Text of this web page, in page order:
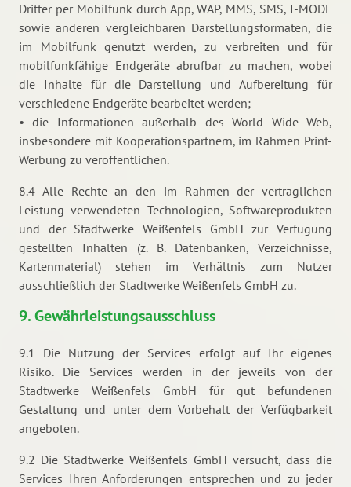
Dritter per Mobilfunk durch App, WAP, MMS, SMS, I-MODE
sowie anderen vergleichbaren Darstellungsformaten, die
im Mobilfunk genutzt werden, zu verbreiten und für
mobilfunkfähige Endgeräte abrufbar zu machen, wobei
die Inhalte für die Darstellung und Aufbereitung für
verschiedene Endgeräte bearbeitet werden;
• die Informationen außerhalb des World Wide Web,
insbesondere mit Kooperationspartnern, im Rahmen Print-
Werbung zu veröffentlichen.
8.4 Alle Rechte an den im Rahmen der vertraglichen
Leistung verwendeten Technologien, Softwareprodukten
und der Stadtwerke Weißenfels GmbH zur Verfügung
gestellten Inhalten (z. B. Datenbanken, Verzeichnisse,
Kartenmaterial) stehen im Verhältnis zum Nutzer
ausschließlich der Stadtwerke Weißenfels GmbH zu.
9. Gewährleistungsausschluss
9.1 Die Nutzung der Services erfolgt auf Ihr eigenes
Risiko. Die Services werden in der jeweils von der
Stadtwerke Weißenfels GmbH für gut befundenen
Gestaltung und unter dem Vorbehalt der Verfügbarkeit
angeboten.
9.2 Die Stadtwerke Weißenfels GmbH versucht, dass die
Services Ihren Anforderungen entsprechen und zu jeder